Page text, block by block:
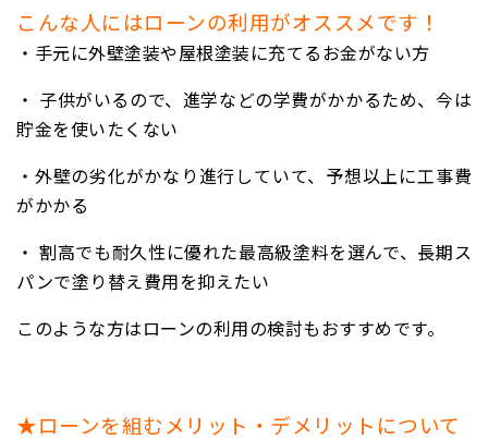
こんな人にはローンの利用がオススメです！
・手元に外壁塗装や屋根塗装に充てるお金がない方
・ 子供がいるので、進学などの学費がかかるため、今は
貯金を使いたくない
・外壁の劣化がかなり進行していて、予想以上に工事費
がかかる
・割高でも耐久性に優れた最高級塗料を選んで、長期ス
パンで塗り替え費用を抑えたい
このような方はローンの利用の検討もおすすめです。
★ローンを組むメリット・デメリットについて